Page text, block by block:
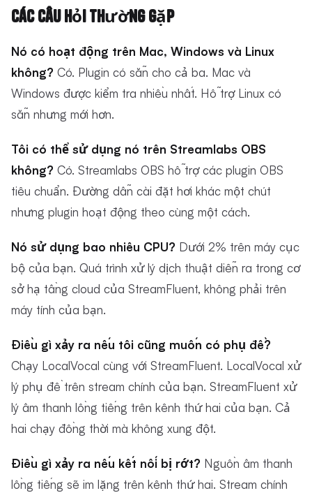
Các Câu Hỏi Thường Gặp
Nó có hoạt động trên Mac, Windows và Linux
không? Có. Plugin có sẵn cho cả ba. Mac và
Windows được kiểm tra nhiều nhất. Hỗ trợ Linux có
sẵn nhưng mới hơn.
Tôi có thể sử dụng nó trên Streamlabs OBS
không? Có. Streamlabs OBS hỗ trợ các plugin OBS
tiêu chuẩn. Đường dẫn cài đặt hơi khác một chút
nhưng plugin hoạt động theo cùng một cách.
Nó sử dụng bao nhiêu CPU? Dưới 2% trên máy cục
bộ của bạn. Quá trình xử lý dịch thuật diễn ra trong cơ
sở hạ tầng cloud của StreamFluent, không phải trên
máy tính của bạn.
Điều gì xảy ra nếu tôi cũng muốn có phụ đề?
Chạy LocalVocal cùng với StreamFluent. LocalVocal xử
lý phụ đề trên stream chính của bạn. StreamFluent xử
lý âm thanh lồng tiếng trên kênh thứ hai của bạn. Cả
hai chạy đồng thời mà không xung đột.
Điều gì xảy ra nếu kết nối bị rớt? Nguồn âm thanh
lồng tiếng sẽ im lặng trên kênh thứ hai. Stream chính